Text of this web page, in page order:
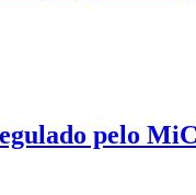
pelo